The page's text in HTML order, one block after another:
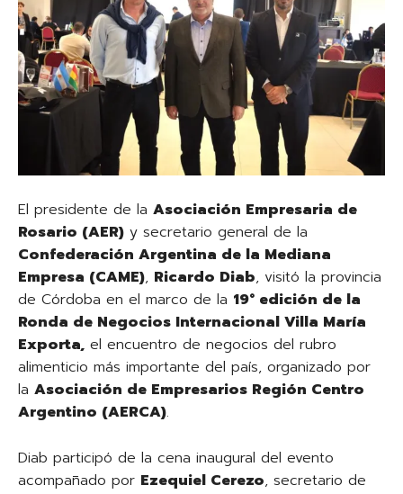
El presidente de la Asociación Empresaria de
Rosario (AER) y secretario general de la
Confederación Argentina de la Mediana
Empresa (CAME), Ricardo Diab, visitó la provincia
de Córdoba en el marco de la 19° edición de la
Ronda de Negocios Internacional Villa María
Exporta, el encuentro de negocios del rubro
alimenticio más importante del país, organizado por
la Asociación de Empresarios Región Centro
Argentino (AERCA).
Diab participó de la cena inaugural del evento
acompañado por Ezequiel Cerezo, secretario de